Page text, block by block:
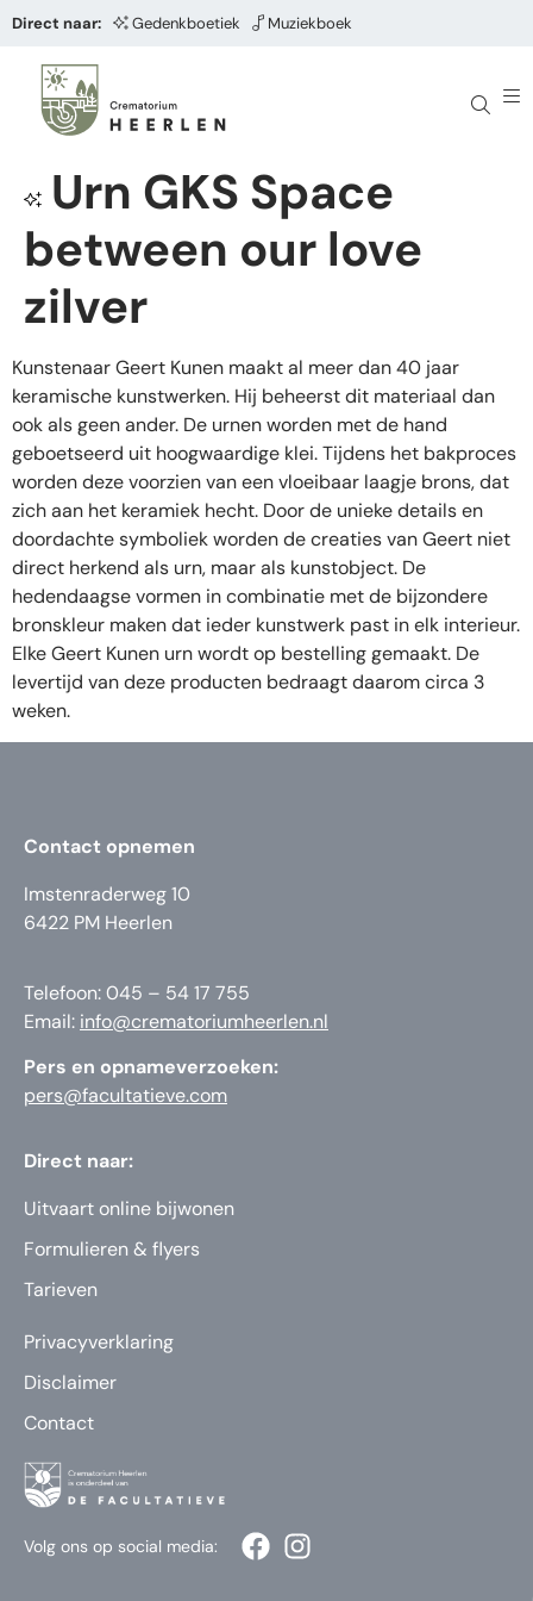
Direct naar: Gedenkboetiek Muziekboek
Urn GKS Space
between our love
zilver
Kunstenaar Geert Kunen maakt al meer dan 40 jaar
keramische kunstwerken. Hij beheerst dit materiaal dan
ook als geen ander. De urnen worden met de hand
geboetseerd uit hoogwaardige klei. Tijdens het bakproces
worden deze voorzien van een vloeibaar laagje brons, dat
zich aan het keramiek hecht. Door de unieke details en
doordachte symboliek worden de creaties van Geert niet
direct herkend als urn, maar als kunstobject. De
hedendaagse vormen in combinatie met de bijzondere
bronskleur maken dat ieder kunstwerk past in elk interieur.
Elke Geert Kunen urn wordt op bestelling gemaakt. De
levertijd van deze producten bedraagt daarom circa 3
weken.
Contact opnemen
Imstenraderweg 10
6422 PM Heerlen
Telefoon: 045 – 54 17 755
Email: info@crematoriumheerlen.nl
Pers en opnameverzoeken:
pers@facultatieve.com
Direct naar:
Uitvaart online bijwonen
Formulieren & flyers
Tarieven
Privacyverklaring
Disclaimer
Contact
Volg ons op social media: